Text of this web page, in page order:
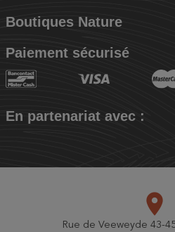
Boutiques Nature
Paiement sécurisé
En partenariat avec :
place
Rue de Veeweyde 43-